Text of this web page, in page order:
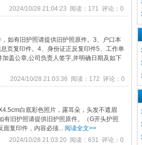
2024/10/28 21:04:23 阅读：171 评论：0
如有旧护照请提供旧护照原件。3、户口本
页复印件。4、身份证正反复印件5、工作单
盖公章,公司负责人签字,并明确日期及如下
2024/10/28 21:03:36 阅读：172 评论：0
白底彩色照片，露耳朵，头发不遮眉
有旧护照请提供旧护照原件。（G开头护照
面复印件，内容必须... 阅读全文>>
2024/10/28 21:03:20 阅读：631 评论：0